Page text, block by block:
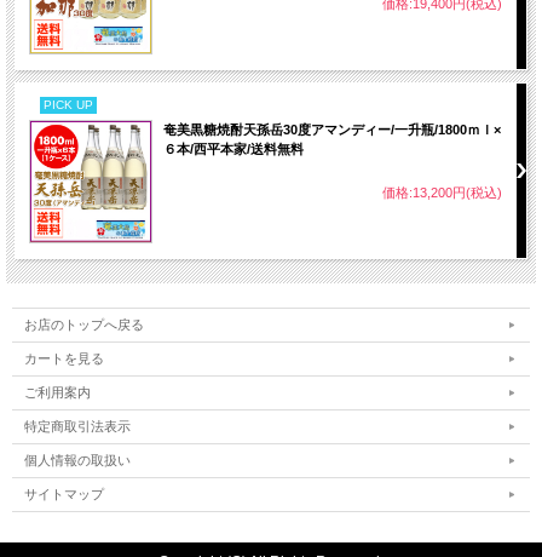
価格:19,400円(税込)
PICK UP
奄美黒糖焼酎天孫岳30度アマンディー/一升瓶/1800ｍｌ×
６本/西平本家/送料無料
価格:13,200円(税込)
お店のトップへ戻る
カートを見る
ご利用案内
特定商取引法表示
個人情報の取扱い
サイトマップ